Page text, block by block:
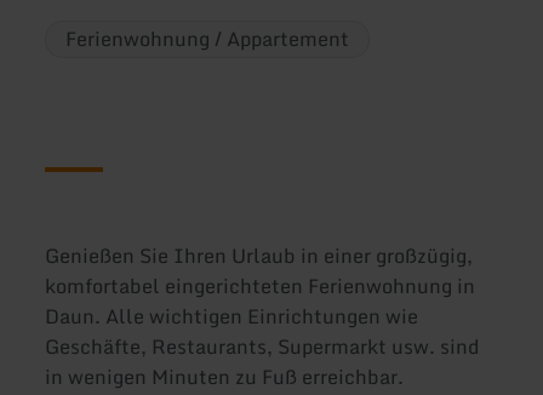
Ferienwohnung / Appartement
Genießen Sie Ihren Urlaub in einer großzügig,
komfortabel eingerichteten Ferienwohnung in
Daun. Alle wichtigen Einrichtungen wie
Geschäfte, Restaurants, Supermarkt usw. sind
in wenigen Minuten zu Fuß erreichbar.